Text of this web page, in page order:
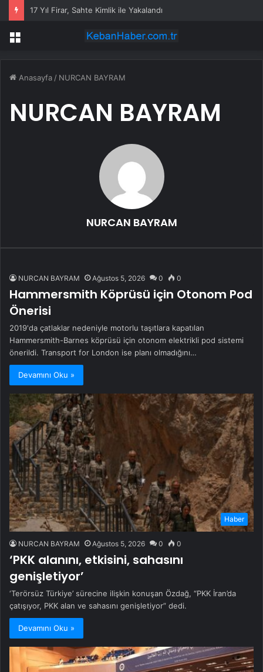
17 Yıl Firar, Sahte Kimlik ile Yakalandı
Menü
Anasayfa / NURCAN BAYRAM
NURCAN BAYRAM
NURCAN BAYRAM
NURCAN BAYRAM Ağustos 5, 2026 0 0
Hammersmith Köprüsü için Otonom Pod
Önerisi
2019'da çatlaklar nedeniyle motorlu taşıtlara kapatılan
Hammersmith-Barnes köprüsü için otonom elektrikli pod sistemi
önerildi. Transport for London ise planı olmadığını…
Devamını Oku »
Haber
NURCAN BAYRAM Ağustos 5, 2026 0 0
‘PKK alanını, etkisini, sahasını
genişletiyor’
‘Terörsüz Türkiye’ sürecine ilişkin konuşan Özdağ, “PKK İran’da
çatışıyor, PKK alan ve sahasını genişletiyor” dedi.
Devamını Oku »